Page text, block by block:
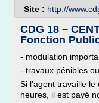
Site : http://
CDG 18 –
Fonction
- modulation
- travaux pénibles
Si l'agent travaille le
heures, il est payé